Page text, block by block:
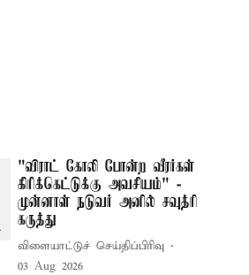
"விராட் கோலி போன்ற வீரர்கள்
கிரிக்கெட்டுக்கு அவசியம்" -
முன்னாள் நடுவர் அனில் சவுத்ரி
கருத்து
விளையாட்டுச் செய்திப்பிரிவு
03 Aug 2026